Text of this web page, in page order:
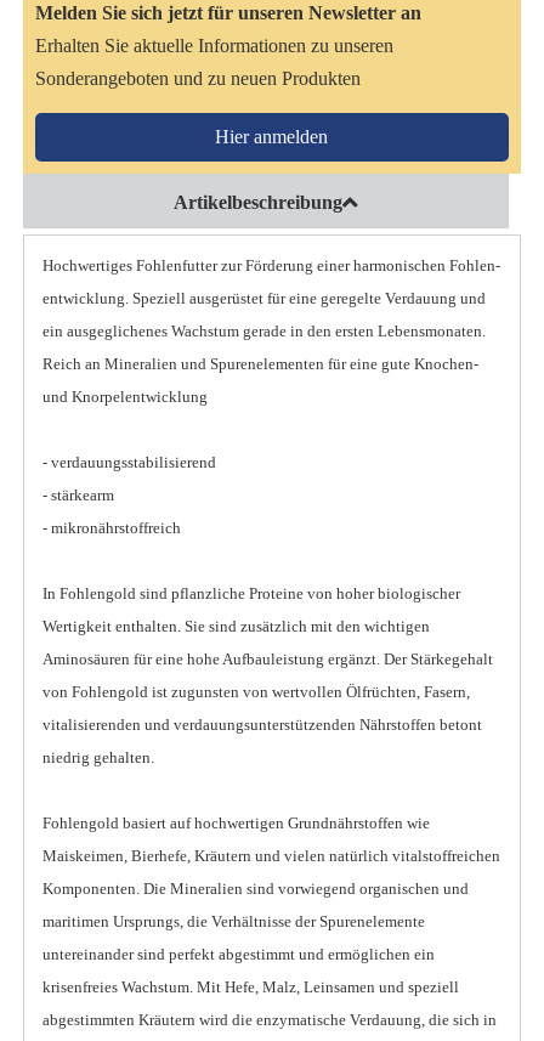
Melden Sie sich jetzt für unseren Newsletter an
Erhalten Sie aktuelle Informationen zu unseren
Sonderangeboten und zu neuen Produkten
Hier anmelden
Artikelbeschreibung
Hochwertiges Fohlenfutter zur Förderung einer harmonischen Fohlen-
entwicklung. Speziell ausgerüstet für eine geregelte Verdauung und
ein ausgeglichenes Wachstum gerade in den ersten Lebensmonaten.
Reich an Mineralien und Spurenelementen für eine gute Knochen-
und Knorpelentwicklung
- verdauungsstabilisierend
- stärkearm
- mikronährstoffreich
In Fohlengold sind pflanzliche Proteine von hoher biologischer
Wertigkeit enthalten. Sie sind zusätzlich mit den wichtigen
Aminosäuren für eine hohe Aufbauleistung ergänzt. Der Stärkegehalt
von Fohlengold ist zugunsten von wertvollen Ölfrüchten, Fasern,
vitalisierenden und verdauungsunterstützenden Nährstoffen betont
niedrig gehalten.
Fohlengold basiert auf hochwertigen Grundnährstoffen wie
Maiskeimen, Bierhefe, Kräutern und vielen natürlich vitalstoffreichen
Komponenten. Die Mineralien sind vorwiegend organischen und
maritimen Ursprungs, die Verhältnisse der Spurenelemente
untereinander sind perfekt abgestimmt und ermöglichen ein
krisenfreies Wachstum. Mit Hefe, Malz, Leinsamen und speziell
abgestimmten Kräutern wird die enzymatische Verdauung, die sich in